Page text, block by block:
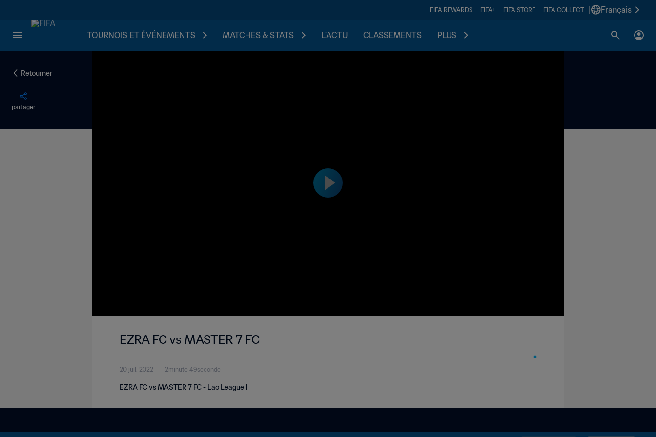
FIFA REWARDS FIFA+ FIFA STORE FIFA COLLECT Français
TOURNOIS ET ÉVÉNEMENTS MATCHES & STATS L'ACTU CLASSEMENTS PLUS
Retourner
partager
EZRA FC vs MASTER 7 FC
20 juil. 2022 2minute 49seconde
EZRA FC vs MASTER 7 FC - Lao League 1